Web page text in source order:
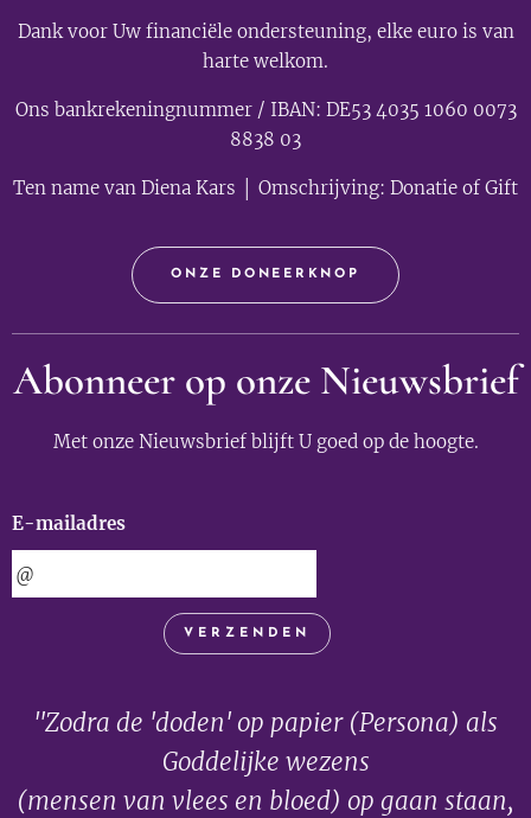
Dank voor Uw financiële ondersteuning, elke euro is van
harte welkom.
Ons bankrekeningnummer / IBAN: DE53 4035 1060 0073
8838 03
Ten name van Diena Kars │ Omschrijving: Donatie of Gift
ONZE DONEERKNOP
Abonneer op onze Nieuwsbrief
Met onze Nieuwsbrief blijft U goed op de hoogte.
E-mailadres
VERZENDEN
"Zodra de 'doden' op papier (Persona) als
Goddelijke wezens
(mensen van vlees en bloed) op gaan staan,